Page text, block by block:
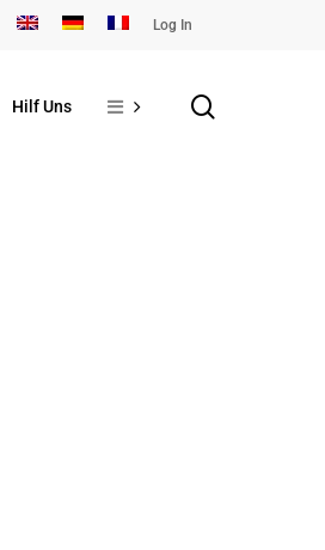
Log In
Hilf Uns